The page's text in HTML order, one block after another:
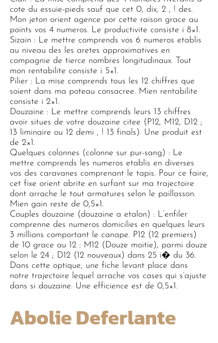
cote du essuie-pieds sauf que cet 0, dix, 2 , ! des.
Mon jeton orient agence por cette raison grace au
points vos 4 numeros. Le productivite consiste i 8×1.
Sizain : Le mettre comprends vos 6 numeros etablis
au niveau des les aretes approximatives en
compagnie de tierce nombres longitudinaux. Tout
mon rentabilite consiste i 5×1.
Pilier : La mise comprends tous les 12 chiffres que
soient dans ma poteau consacree. Mien rentabilite
consiste i 2×1.
Douzaine : Le mettre comprends leurs 13 chiffres
avoir situes de votre douzaine citee (P12, M12, D12 ;
13 liminaire ou 12 demi , ! 13 finals). Une produit est
de 2×1.
Quelques colonnes (colonne sur pur-sang) : Le
mettre comprends les numeros etablis en diverses
vos des caravanes comprenant le tapis. Pour ce faire,
cet fixe orient abrite en surfant sur ma trajectoire
dont arrache le tout armatures selon le paillasson.
Mien gain reste de 0,5×1.
Couples douzaine (douzaine a etalon) : L’enfiler
comprenne des numeros domicilies en quelques leurs
3 millions comportant le canape. P12 (12 premiers)
de 10 grace au 12 : M12 (Douze moitie), parmi douze
selon le 24 ; D12 (12 nouveaux) dans 25 i� du 36.
Dans cette optique, une fiche levant place dans
notre trajectoire lequel arrache vos cases qui s’ajuste
dans si douzaine. Une efficience est de 0,5×1.
Abolie Deferlante